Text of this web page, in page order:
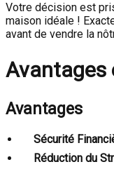
Votre décision est
maison idéale !
avant de vendre la
Avantages
Avantages
Sécurité
Réduction du